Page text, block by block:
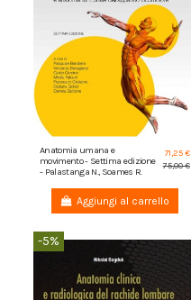
Anatomia umana e
movimento - Settima edizione
- Palastanga N., Soames R.
71,25 €
75,00 €
Aggiungi al carrello
-5%